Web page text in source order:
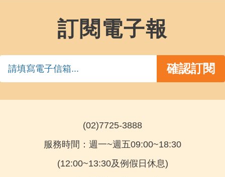
訂閱電子報
(02)7725-3888
服務時間：週一~週五09:00~18:30
(12:00~13:30及例假日休息)